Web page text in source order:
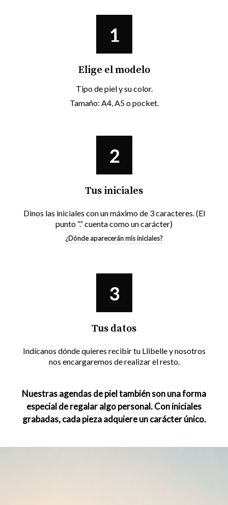
Elige el modelo
Tipo de piel y su color.
Tamaño: A4, A5 o pocket.
Tus iniciales
Dinos las iniciales con un máximo de 3 caracteres. (El
punto “.” cuenta como un carácter)
¿Dónde aparecerán mis iniciales?
Tus datos
Indícanos dónde quieres recibir tu Llibelle y nosotros
nos encargaremos de realizar el resto.
Nuestras agendas de piel también son una forma
especial de regalar algo personal. Con iniciales
grabadas, cada pieza adquiere un carácter único.